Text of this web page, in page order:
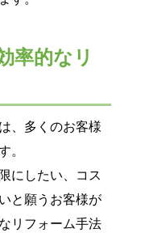
率的なリ
、多くのお客様
にしたい、コス
と願うお客様が
リフォーム手法